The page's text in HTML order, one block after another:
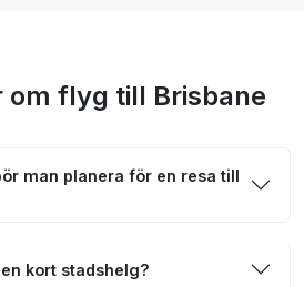
om flyg till Brisbane
man planera för en resa till
kort stadshelg?